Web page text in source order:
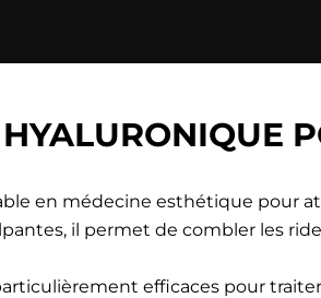
en médecine esthétique pour
il permet de combler les
efficaces pour